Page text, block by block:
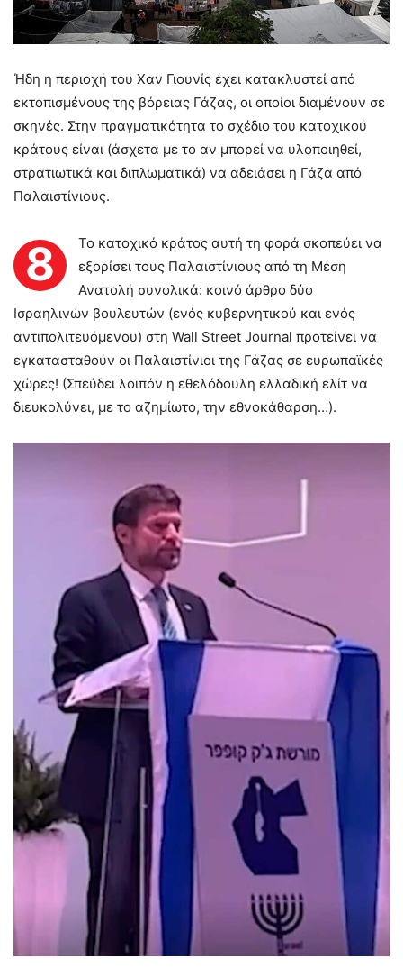
Ήδη η περιοχή του Χαν Γιουνίς έχει κατακλυστεί από
εκτοπισμένους της βόρειας Γάζας, οι οποίοι διαμένουν σε
σκηνές. Στην πραγματικότητα το σχέδιο του κατοχικού
κράτους είναι (άσχετα με το αν μπορεί να υλοποιηθεί,
στρατιωτικά και διπλωματικά) να αδειάσει η Γάζα από
Παλαιστίνιους.
8
Το κατοχικό κράτος αυτή τη φορά σκοπεύει να
εξορίσει τους Παλαιστίνιους από τη Μέση
Ανατολή συνολικά: κοινό άρθρο δύο
Ισραηλινών βουλευτών (ενός κυβερνητικού και ενός
αντιπολιτευόμενου) στη Wall Street Journal προτείνει να
εγκατασταθούν οι Παλαιστίνιοι της Γάζας σε ευρωπαϊκές
χώρες! (Σπεύδει λοιπόν η εθελόδουλη ελλαδική ελίτ να
διευκολύνει, με το αζημίωτο, την εθνοκάθαρση…).